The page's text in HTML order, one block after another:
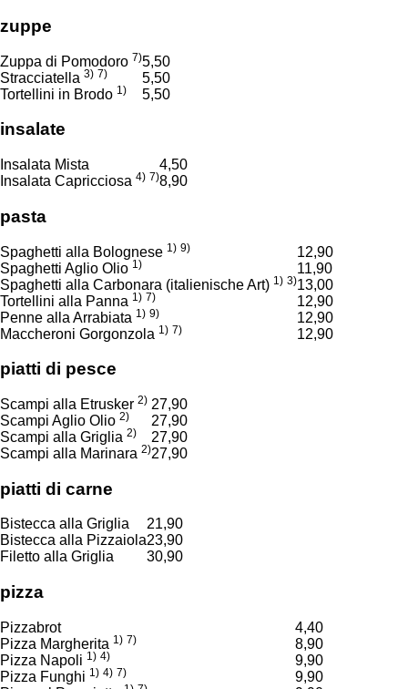
zuppe
Zuppa di Pomodoro 7)5,50
Stracciatella 3) 7)
5,50
Tortellini in Brodo 1) 5,50
insalate
Insalata Mista
4,50
Insalata Capricciosa 4) 7)8,90
pasta
Spaghetti alla Bolognese 1) 9)
12,90
Spaghetti Aglio Olio 1)
11,90
Spaghetti alla Carbonara (italienische Art) 1) 3)13,00
Tortellini alla Panna 1) 7)
12,90
Penne alla Arrabiata 1) 9)
12,90
Maccheroni Gorgonzola 1) 7) 12,90
piatti di pesce
Scampi alla Etrusker 2) 27,90
Scampi Aglio Olio 2)
27,90
Scampi alla Griglia 2)
27,90
Scampi alla Marinara 2)27,90
piatti di carne
Bistecca alla Griglia
21,90
Bistecca alla Pizzaiola23,90
Filetto alla Griglia
30,90
pizza
Pizzabrot
4,40
Pizza Margherita 1) 7)
8,90
Pizza Napoli 1) 4)
9,90
Pizza Funghi 1) 4) 7)
9,90